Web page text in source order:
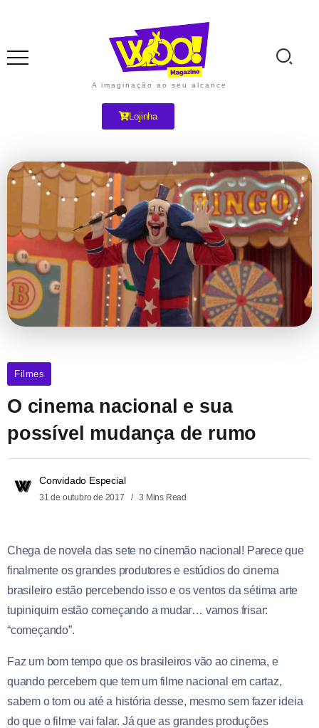
A imaginação ao seu alcance
Lojinha
Filmes
O cinema nacional e sua
possível mudança de rumo
Convidado Especial
31 de outubro de 2017 3 Mins Read
Chega de novela das sete no cinemão nacional! Parece que
finalmente os grandes produtores e estúdios do cinema
brasileiro estão percebendo isso e os ventos da sétima arte
tupiniquim estão começando a mudar… vamos frisar:
“começando”.
Faz um bom tempo que os brasileiros vão ao cinema, e
quando percebem que tem um filme nacional em cartaz,
sabem o tom ou até a história desse, mesmo sem fazer ideia
do que o filme vai falar. Já que as grandes produções